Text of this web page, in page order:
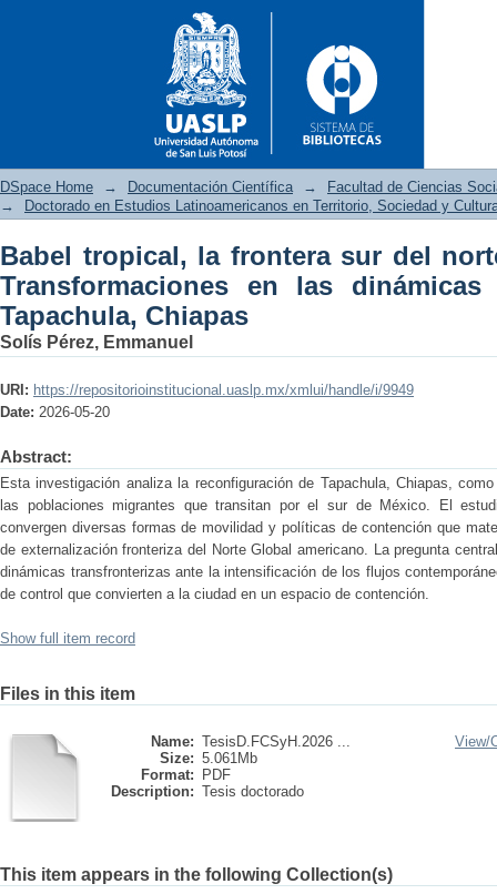
Babel tropical, la frontera sur
dinámicas transfronterizas en
DSpace Home → Documentación Científica →
Facultad de Ciencias
→
Doctorado en Estudios Latinoamericanos en Territorio, Sociedad y
Babel tropical, la frontera sur del
Transformaciones en las dinámicas
Tapachula, Chiapas
Solís Pérez, Emmanuel
URI: https://repositorioinstitucional.uaslp.mx/xmlui/handle/i/9949
Date: 2026-05-20
Abstract:
Esta investigación analiza la reconfiguración de Tapachula, Chiapas,
las poblaciones migrantes que transitan por el sur de México. El
convergen diversas formas de movilidad y políticas de contención que
de externalización fronteriza del Norte Global americano. La pregunta
dinámicas transfronterizas ante la intensificación de los flujos
de control que convierten a la ciudad en un espacio de contención.
Show full item record
Files in this item
Name: TesisD.FCSyH.2026 ...
Size: 5.061Mb
Format:
PDF
Description: Tesis doctorado
View/
This item appears in the following Collection(s)